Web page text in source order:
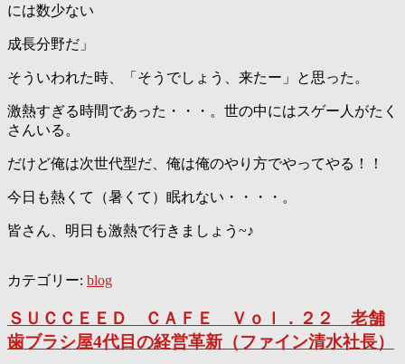
には数少ない
成長分野だ」
そういわれた時、「そうでしょう、来たー」と思った。
激熱すぎる時間であった・・・。世の中にはスゲー人がたく
さんいる。
だけど俺は次世代型だ、俺は俺のやり方でやってやる！！
今日も熱くて（暑くて）眠れない・・・・。
皆さん、明日も激熱で行きましょう~♪
カテゴリー: blog
ＳＵＣＣＥＥＤ ＣＡＦＥ Ｖｏｌ．２２ 老舗
歯ブラシ屋4代目の経営革新（ファイン清水社長）